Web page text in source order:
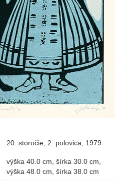
20. storočie, 2. polovica, 1979
výška 40.0 cm, šírka 30.0 cm,
výška 48.0 cm, šírka 38.0 cm